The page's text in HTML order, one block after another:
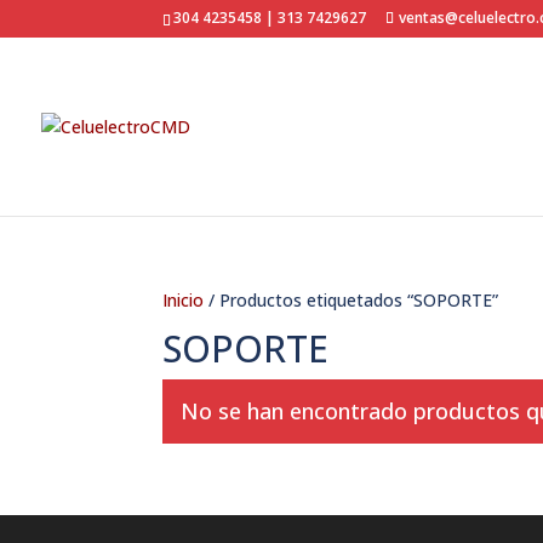
304 4235458 | 313 7429627
Inicio / Productos etiquetados “SOPORTE”
SOPORTE
No se han encontrado productos